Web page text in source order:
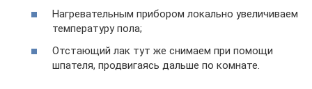
Нагревательным прибором локально увеличиваем
температуру пола;
Отстающий лак тут же снимаем при помощи
шпателя, продвигаясь дальше по комнате.